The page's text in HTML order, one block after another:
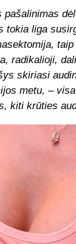
tokia liga
radikalioji,
skiriasi
metu, –
kiti krūties